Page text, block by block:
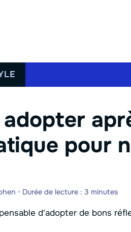
pour
• Durée de lecture : 3 minutes
d'adopter de bons